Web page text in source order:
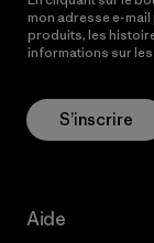
mon adresse e-mail
produits, les
informations sur les
S’inscrire
Aide